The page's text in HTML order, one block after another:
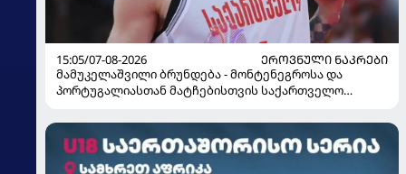
15:05/07-08-2026
ᲔᲠᲝᲕᲜᲣᲚᲘ ᲜᲐᲙᲠᲔᲑᲘ
მამუკელაშვილი ბრუნდება - მონტენეგროსა და
პორტუგალიასთან მატჩებისთვის საქართველო